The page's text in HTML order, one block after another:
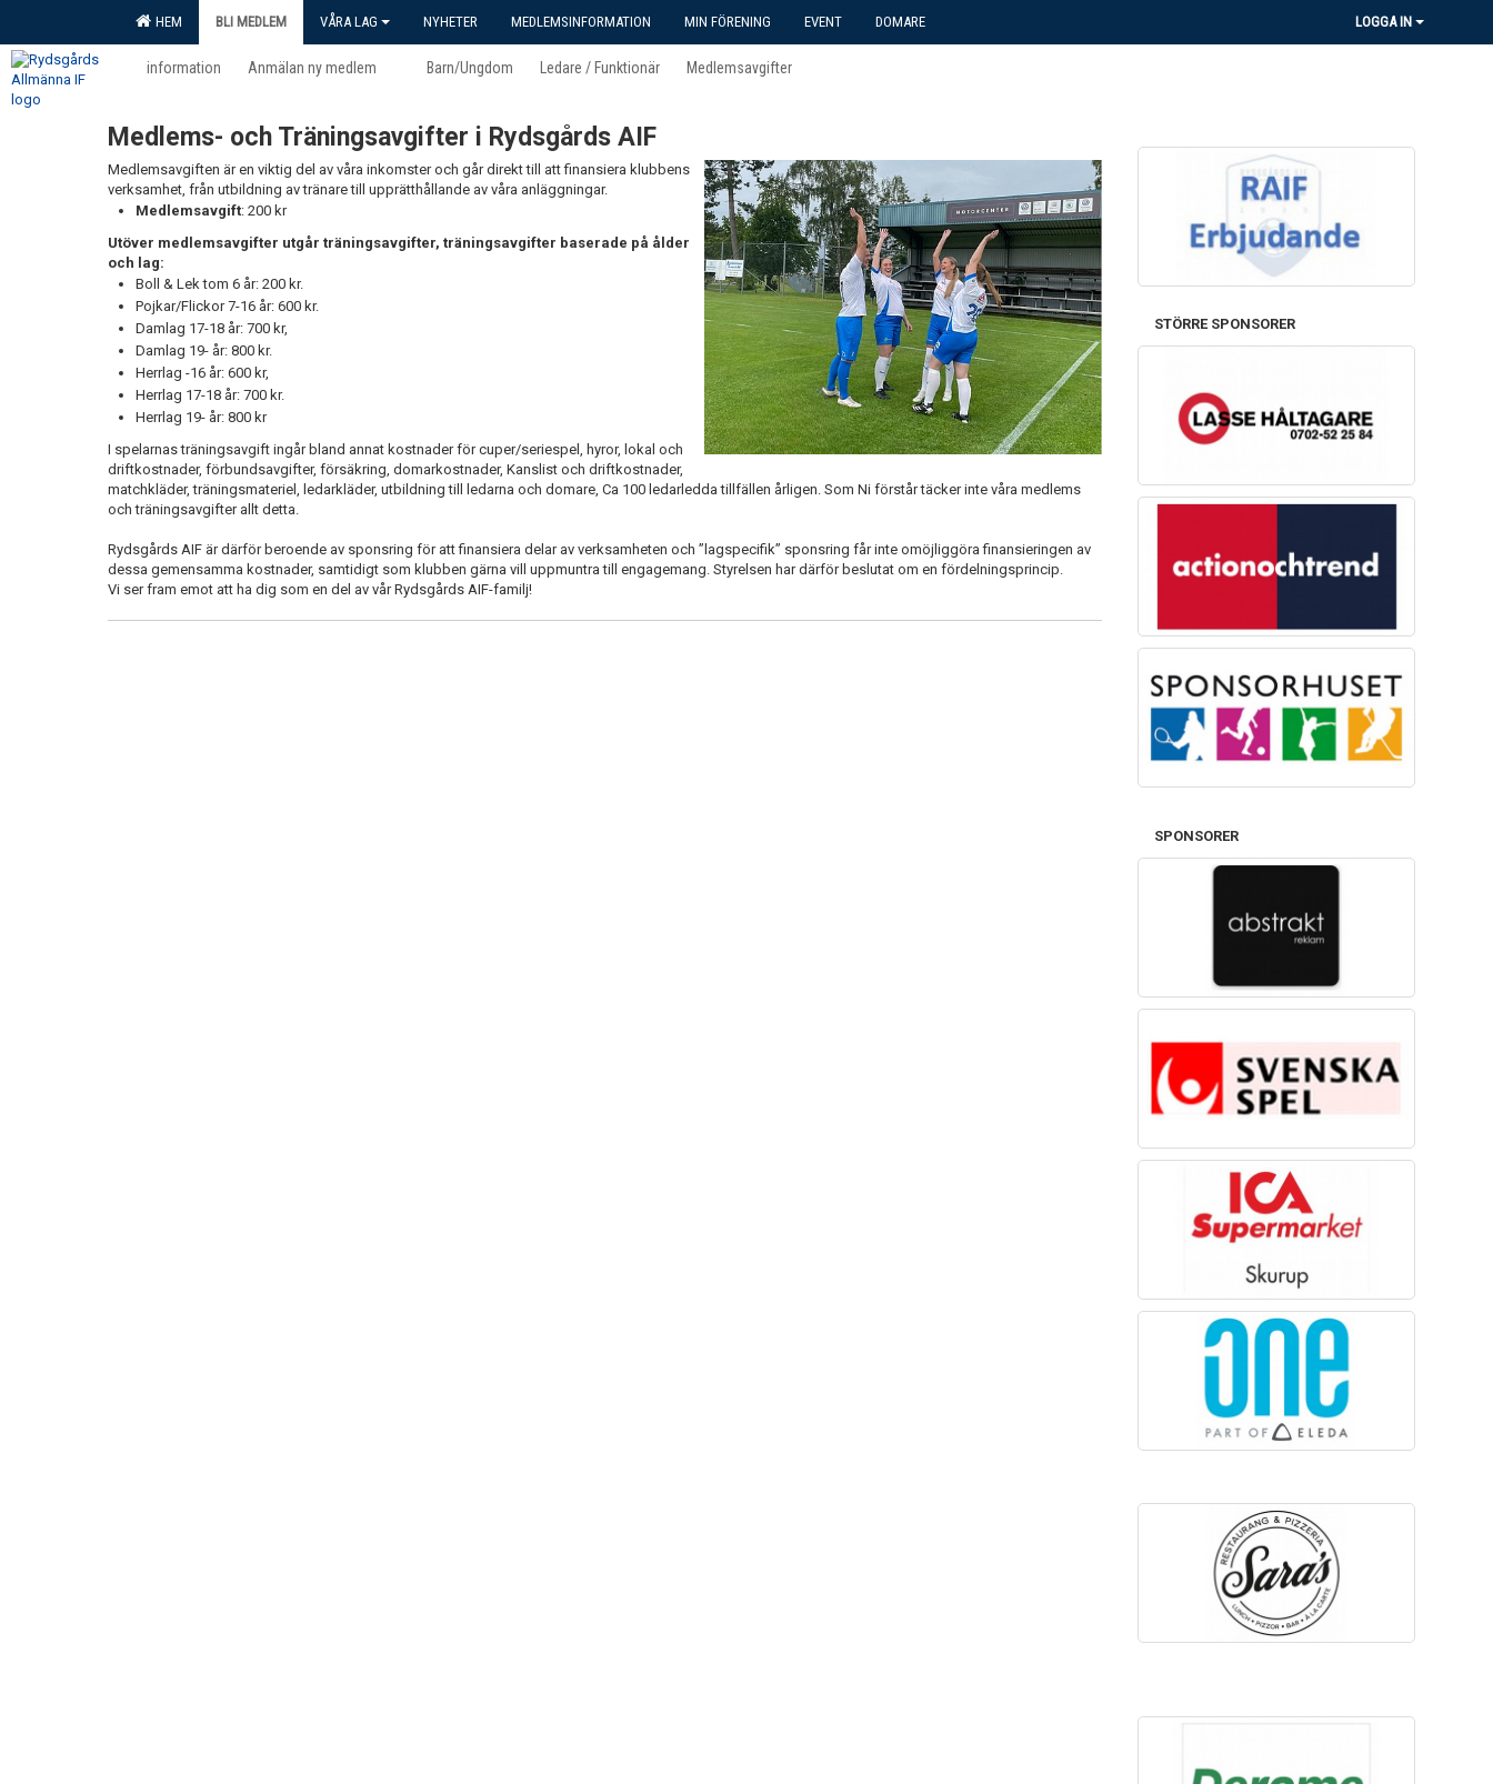
HEM BLI MEDLEM VÅRA LAG NYHETER MEDLEMSINFORMATION MIN FÖRENING EVENT DOMARE LOGGA IN
information Anmälan ny medlem Barn/Ungdom Ledare / Funktionär Medlemsavgifter
Medlems- och Träningsavgifter i Rydsgårds AIF
Medlemsavgiften är en viktig del av våra inkomster och går direkt till att finansiera klubbens
verksamhet, från utbildning av tränare till upprätthållande av våra anläggningar.
Medlemsavgift: 200 kr
Utöver medlemsavgifter utgår träningsavgifter, träningsavgifter baserade på ålder
och lag:
Boll & Lek tom 6 år: 200 kr.
Pojkar/Flickor 7-16 år: 600 kr.
Damlag 17-18 år: 700 kr,
Damlag 19- år: 800 kr.
Herrlag -16 år: 600 kr,
Herrlag 17-18 år: 700 kr.
Herrlag 19- år: 800 kr
I spelarnas träningsavgift ingår bland annat kostnader för cuper/seriespel, hyror, lokal och
driftkostnader, förbundsavgifter, försäkring, domarkostnader, Kanslist och driftkostnader,
matchkläder, träningsmateriel, ledarkläder, utbildning till ledarna och domare, Ca 100 ledarledda tillfällen årligen. Som Ni förstår täcker inte våra medlems
och träningsavgifter allt detta.
Rydsgårds AIF är därför beroende av sponsring för att finansiera delar av verksamheten och ”lagspecifik” sponsring får inte omöjliggöra finansieringen av
dessa gemensamma kostnader, samtidigt som klubben gärna vill uppmuntra till engagemang. Styrelsen har därför beslutat om en fördelningsprincip.
Vi ser fram emot att ha dig som en del av vår Rydsgårds AIF-familj!
STÖRRE SPONSORER
SPONSORER